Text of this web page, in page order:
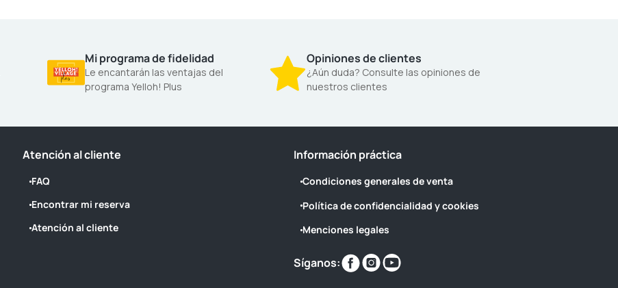
Mi programa de fidelidad
Le encantarán las ventajas del
programa Yelloh! Plus
Opiniones de clientes
¿Aún duda? Consulte las opiniones de
nuestros clientes
Atención al cliente
FAQ
Encontrar mi reserva
Atención al cliente
Información práctica
Condiciones generales de venta
Política de confidencialidad y cookies
Menciones legales
Síganos:
Encuéntranos
en
Encuéntranos
en